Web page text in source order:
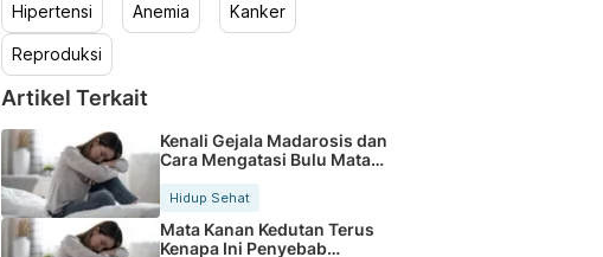
Hipertensi Anemia Kanker
Reproduksi
Artikel Terkait
Kenali Gejala Madarosis dan
Cara Mengatasi Bulu Mata
Hidup Sehat
Mata Kanan Kedutan Terus
Kenapa Ini Penyebab